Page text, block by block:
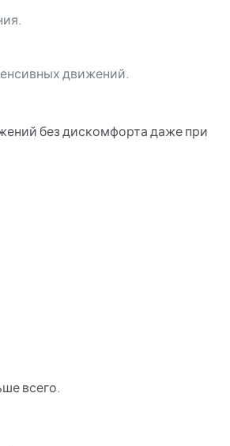
движений.
без дискомфорта даже при
всего.